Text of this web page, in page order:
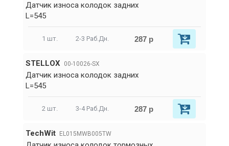
Датчик износа колодок задних
L=545
1 шт. 2-3 Раб.Дн. 287 р
STELLOX 00-10026-SX
Датчик износа колодок задних
L=545
2 шт. 3-4 Раб.Дн. 287 р
TechWit EL015MWB005TW